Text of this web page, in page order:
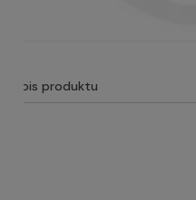
Opis produktu